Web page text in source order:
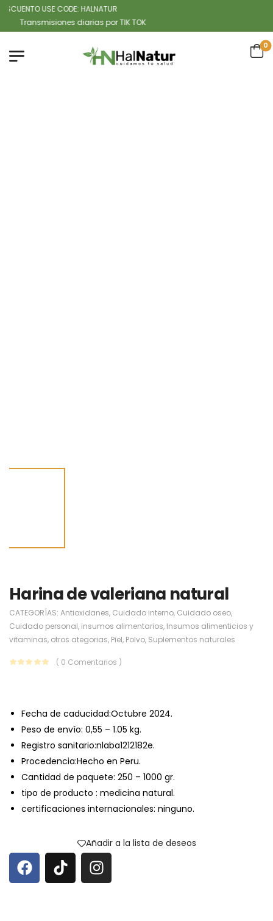
USE CODE: HALNATUR
diarias por TIK TOK
0
Harina de valeriana natural
CATEGORÍAS: Antioxidanes, Cuidado interno, Cuidado oseo,
Cuidado personal, insumos alimentarios, Insumos alimenticios y
vitaminas, otros ategorias, Piel, Polvo, Suplementos naturales
( 0 Comentarios )
Fecha de caducidad:Octubre 2024.
Peso de envío: 0,55 – 1.05 kg.
Registro sanitario:nlaba1212182e.
Procedencia:Hecho en Peru.
Cantidad de paquete: 250 – 1000 gr.
tipo de producto : medicina natural.
certificaciones internacionales: ninguno.
Añadir a la lista de deseos